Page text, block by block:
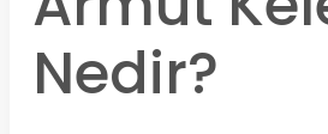
Nedir?